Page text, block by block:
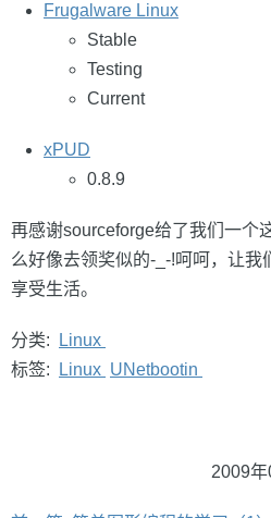
Frugalware Linux
Stable
Testing
Current
xPUD
0.8.9
再感谢sourceforge给了我们一个
么好像去领奖似的-_-!呵呵，让
享受生活。
分类:
Linux
标签:
Linux UNetbootin
2009年